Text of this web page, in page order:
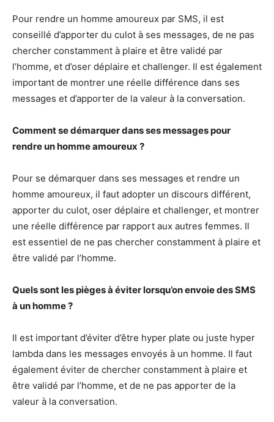
Pour rendre un homme amoureux par SMS, il est
conseillé d’apporter du culot à ses messages, de ne pas
chercher constamment à plaire et être validé par
l’homme, et d’oser déplaire et challenger. Il est également
important de montrer une réelle différence dans ses
messages et d’apporter de la valeur à la conversation.
Comment se démarquer dans ses messages pour
rendre un homme amoureux ?
Pour se démarquer dans ses messages et rendre un
homme amoureux, il faut adopter un discours différent,
apporter du culot, oser déplaire et challenger, et montrer
une réelle différence par rapport aux autres femmes. Il
est essentiel de ne pas chercher constamment à plaire et
être validé par l’homme.
Quels sont les pièges à éviter lorsqu’on envoie des SMS
à un homme ?
Il est important d’éviter d’être hyper plate ou juste hyper
lambda dans les messages envoyés à un homme. Il faut
également éviter de chercher constamment à plaire et
être validé par l’homme, et de ne pas apporter de la
valeur à la conversation.